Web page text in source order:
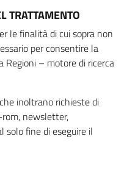
TRATTAMENTO
le finalità di cui sopra non
per consentire la
– motore di ricerca
inoltrano richieste di
newsletter,
solo fine di eseguire il